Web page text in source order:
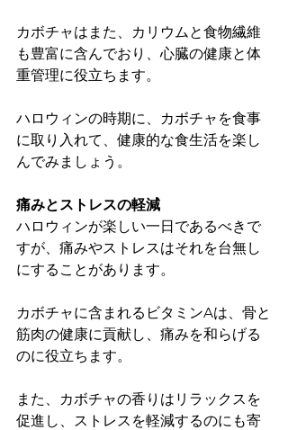
カボチャはまた、カリウムと食物繊維
も豊富に含んでおり、心臓の健康と体
重管理に役立ちます。
ハロウィンの時期に、カボチャを食事
に取り入れて、健康的な食生活を楽し
んでみましょう。
痛みとストレスの軽減
ハロウィンが楽しい一日であるべきで
すが、痛みやストレスはそれを台無し
にすることがあります。
カボチャに含まれるビタミンAは、骨と
筋肉の健康に貢献し、痛みを和らげる
のに役立ちます。
また、カボチャの香りはリラックスを
促進し、ストレスを軽減するのにも寄